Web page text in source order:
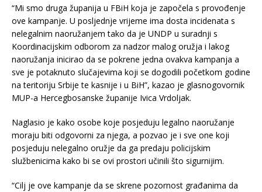
“Mi smo druga županija u FBiH koja je započela s provođenje
ove kampanje. U posljednje vrijeme ima dosta incidenata s
nelegalnim naoružanjem tako da je UNDP u suradnji s
Koordinacijskim odborom za nadzor malog oružja i lakog
naoružanja inicirao da se pokrene jedna ovakva kampanja a
sve je potaknuto slučajevima koji se dogodili početkom godine
na teritoriju Srbije te kasnije i u BiH”, kazao je glasnogovornik
MUP-a Hercegbosanske županije Ivica Vrdoljak.
Naglasio je kako osobe koje posjeduju legalno naoružanje
moraju biti odgovorni za njega, a pozvao je i sve one koji
posjeduju nelegalno oružje da ga predaju policijskim
službenicima kako bi se ovi prostori učinili što sigurnijim.
“Cilj je ove kampanje da se skrene pozornost građanima da